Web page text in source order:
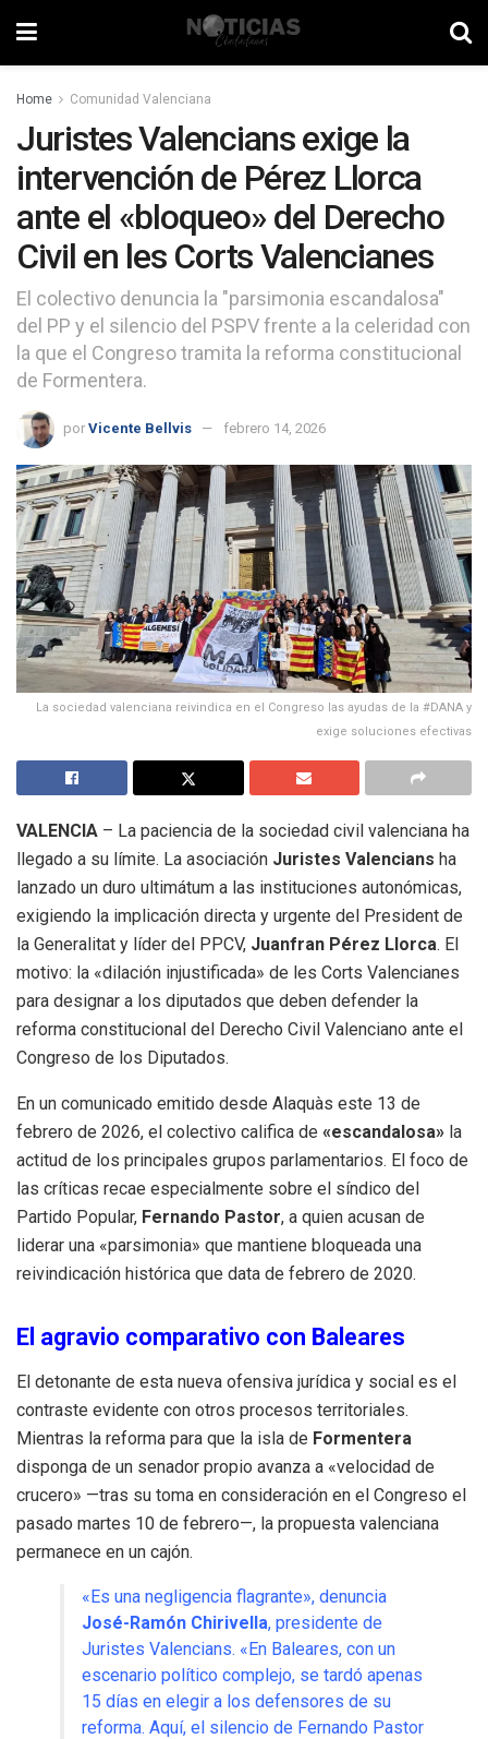
Home Comunidad Valenciana
Juristes Valencians exige la
intervención de Pérez Llorca
ante el «bloqueo» del Derecho
Civil en les Corts Valencianes
El colectivo denuncia la "parsimonia escandalosa"
del PP y el silencio del PSPV frente a la celeridad con
la que el Congreso tramita la reforma constitucional
de Formentera.
por Vicente Bellvis febrero 14, 2026
La sociedad valenciana reivindica en el Congreso las ayudas de la #DANA y
exige soluciones efectivas
VALENCIA – La paciencia de la sociedad civil valenciana ha
llegado a su límite. La asociación Juristes Valencians ha
lanzado un duro ultimátum a las instituciones autonómicas,
exigiendo la implicación directa y urgente del President de
la Generalitat y líder del PPCV, Juanfran Pérez Llorca. El
motivo: la «dilación injustificada» de les Corts Valencianes
para designar a los diputados que deben defender la
reforma constitucional del Derecho Civil Valenciano ante el
Congreso de los Diputados.
En un comunicado emitido desde Alaquàs este 13 de
febrero de 2026, el colectivo califica de «escandalosa» la
actitud de los principales grupos parlamentarios. El foco de
las críticas recae especialmente sobre el síndico del
Partido Popular, Fernando Pastor, a quien acusan de
liderar una «parsimonia» que mantiene bloqueada una
reivindicación histórica que data de febrero de 2020.
El agravio comparativo con Baleares
El detonante de esta nueva ofensiva jurídica y social es el
contraste evidente con otros procesos territoriales.
Mientras la reforma para que la isla de Formentera
disponga de un senador propio avanza a «velocidad de
crucero» —tras su toma en consideración en el Congreso el
pasado martes 10 de febrero—, la propuesta valenciana
permanece en un cajón.
«Es una negligencia flagrante», denuncia
José-Ramón Chirivella, presidente de
Juristes Valencians. «En Baleares, con un
escenario político complejo, se tardó apenas
15 días en elegir a los defensores de su
reforma. Aquí, el silencio de Fernando Pastor